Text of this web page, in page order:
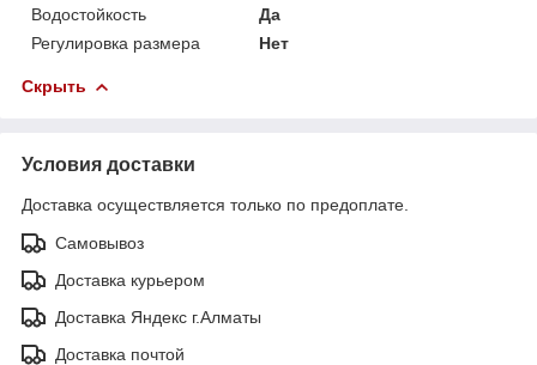
Водостойкость
Да
Регулировка размера
Нет
Скрыть
Условия доставки
Доставка осуществляется только по предоплате.
Самовывоз
Доставка курьером
Доставка Яндекс г.Алматы
Доставка почтой